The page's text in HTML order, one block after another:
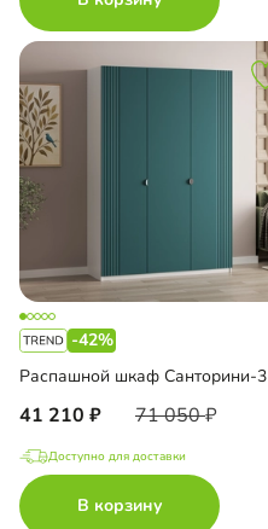
-42%
Распашной шкаф Санторини-3
41 210 71 050
Доступно для доставки
В корзину